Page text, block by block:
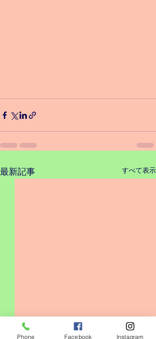
最新記事 すべて表示
Phone Facebook Instagram